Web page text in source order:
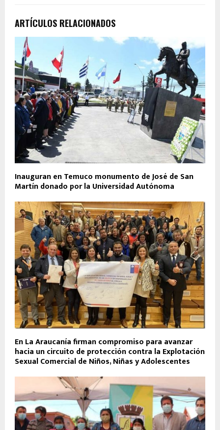
ARTÍCULOS RELACIONADOS
Inauguran en Temuco monumento de José de San
Martín donado por la Universidad Autónoma
En La Araucanía firman compromiso para avanzar
hacia un circuito de protección contra la Explotación
Sexual Comercial de Niños, Niñas y Adolescentes